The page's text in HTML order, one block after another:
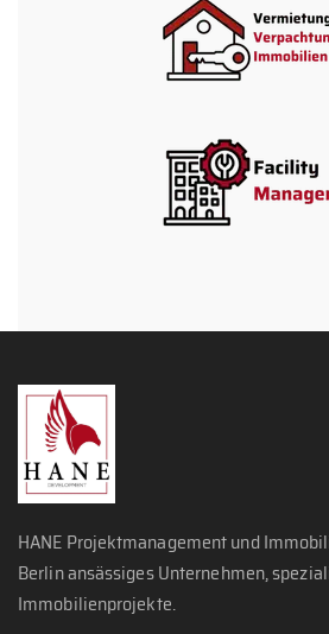
HANE Projektmanagement und
Berlin ansässiges Unternehmen,
Immobilienprojekte.